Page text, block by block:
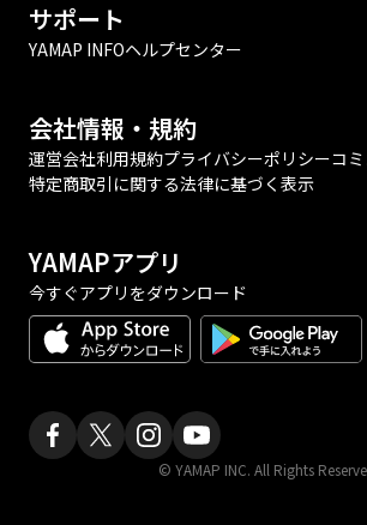
サポート
YAMAP INFOヘルプセンター
会社情報・規約
運営会社利用規約プライバシーポリシーコ
特定商取引に関する法律に基づく表示
YAMAPアプリ
今すぐアプリをダウンロード
© YAMAP INC. All Rights